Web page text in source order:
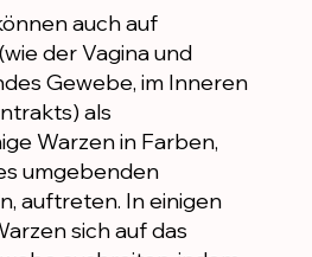
auch auf
der Vagina und
Gewebe, im Inneren
als
Warzen in Farben,
umgebenden
auftreten. In einigen
sich auf das